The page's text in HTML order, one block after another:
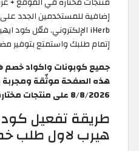
إضافية للمستخدمين الجدد
iHerb الإلكتروني. فعّل كود ايهيرب
إتمام طلبك واستمتع بتوفير
هذه الصفحة موثّقة ومجربة
8/8/2026 على منتجات مختارة في المغرب.
طريقة تفعيل
هيرب لاول طلب